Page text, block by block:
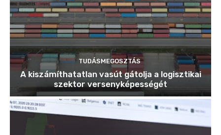
TUDÁSMEGOSZTÁS
A kiszámíthatatlan vasút gátolja a logisztikai
szektor versenyképességét